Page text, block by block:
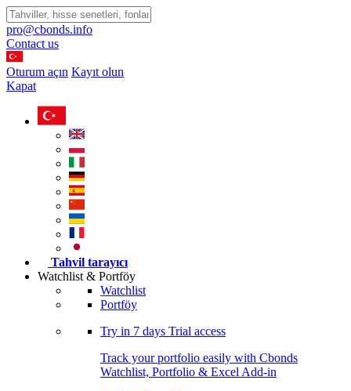
pro@cbonds.info
Contact us
Oturum açın Kayıt olun
Kapat
Tahvil tarayıcı
Watchlist & Portföy
Watchlist
Portföy
Try in 7 days Trial access
Track your portfolio easily with Cbonds
Watchlist, Portfolio & Excel Add-in